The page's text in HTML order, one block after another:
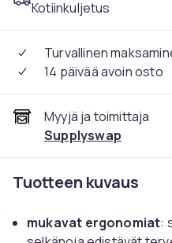
Kotiinkuljetus
Turvallinen
14 päivää avoin osto
Myyjä ja toimittaja
Supplyswap
Tuotteen kuvaus
mukavat ergonomiat: